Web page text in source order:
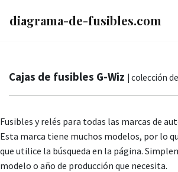
diagrama-de-fusibles.com
Cajas de fusibles G-Wiz | colección
Fusibles y relés para todas las marcas de
Esta marca tiene muchos modelos, por lo
que utilice la búsqueda en la página.
modelo o año de producción que necesita.